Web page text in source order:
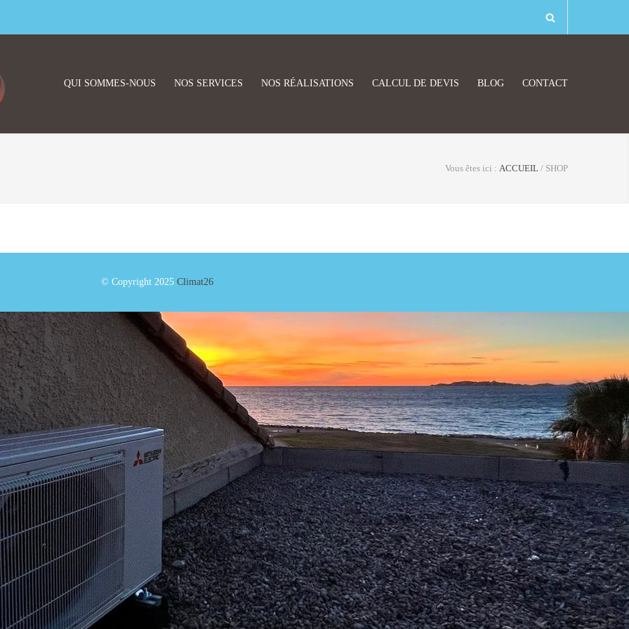
QUI SOMMES-NOUS NOS SERVICES NOS RÉALISATIONS CALCUL DE DEVIS BLOG CONTACT
Vous êtes ici : ACCUEIL / SHOP
© Copyright 2025 Climat26